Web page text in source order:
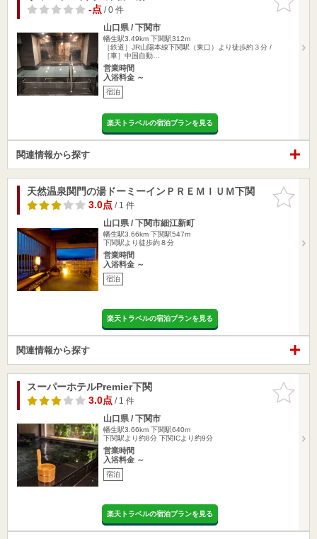
りに追加
-点/ 0 件
山口県 / 下関市
幡生駅3.49km 下関駅312m
［鉄道］JR山陽本線下関駅（東口）より徒歩約３分 /
［車］中国自動…
営業時間
入浴料金 ～
宿泊
楽天トラベルの宿泊プランを見る
関連情報から探す
お気に入
りに追加
天然温泉関門の湯ドーミーインＰＲＥＭＩＵＭ下関
3.0点/ 1 件
山口県 / 下関市細江新町
幡生駅3.66km 下関駅547m
下関駅より徒歩約８分
営業時間
入浴料金 ～
宿泊
楽天トラベルの宿泊プランを見る
関連情報から探す
お気に入
りに追加
スーパーホテルPremier下関
3.0点/ 1 件
山口県 / 下関市
幡生駅3.66km 下関駅640m
下関駅より約8分 下関ICより約9分
営業時間
入浴料金 ～
宿泊
楽天トラベルの宿泊プランを見る